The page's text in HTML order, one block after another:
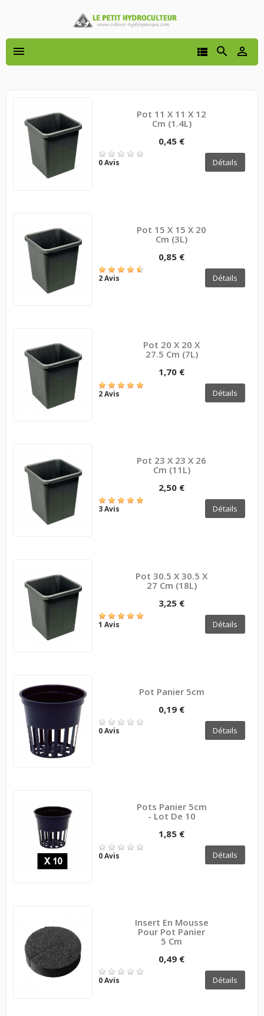
 


Pot 11 X 11 X 12
Cm (1.4L)
0,45 €
0 Avis Détails
Pot 15 X 15 X 20
Cm (3L)
0,85 €
2 Avis Détails
Pot 20 X 20 X
27.5 Cm (7L)
1,70 €
2 Avis Détails
Pot 23 X 23 X 26
Cm (11L)
2,50 €
3 Avis Détails
Pot 30.5 X 30.5 X
27 Cm (18L)
3,25 €
1 Avis Détails
Pot Panier 5cm
0,19 €
0 Avis Détails
Pots Panier 5cm
- Lot De 10
1,85 €
0 Avis Détails
Insert En Mousse
Pour Pot Panier
5 Cm
0,49 €
0 Avis Détails